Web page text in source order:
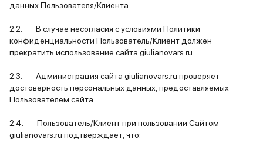
данных Пользователя/Клиента.
2.2. В случае несогласия с условиями Политики
конфиденциальности Пользователь/Клиент должен
прекратить использование сайта giulianovars.ru
2.3. Администрация сайта giulianovars.ru проверяет
достоверность персональных данных, предоставляемых
Пользователем сайта.
2.4. Пользователь/Клиент при пользовании Сайтом
giulianovars.ru подтверждает, что: